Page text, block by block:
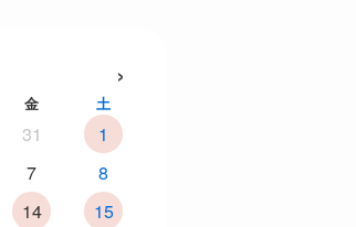
›
金 土
31
1
7
8
14
15